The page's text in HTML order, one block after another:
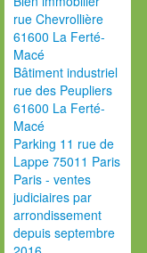
rue Chevrollière
61600 La Ferté-
Macé
Bâtiment industriel
rue des Peupliers
61600 La Ferté-
Macé
Parking 11 rue de
Lappe 75011 Paris
Paris - ventes
judiciaires par
arrondissement
depuis septembre